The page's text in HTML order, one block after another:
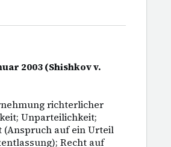
2003 (Shishkov v.
richterlicher
Unparteilichkeit;
(Anspruch auf ein Urteil
Recht auf